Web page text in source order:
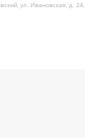
ул. Ивановская, д.